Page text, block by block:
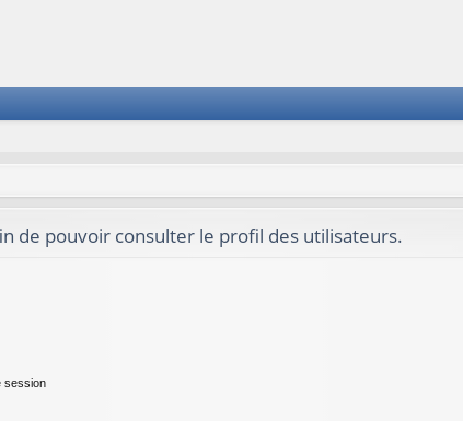
de pouvoir consulter le profil des utilisateurs.
session